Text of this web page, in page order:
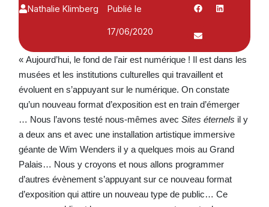
Nathalie Klimberg
Publié le
17/06/2020
« Aujourd’hui, le fond de l’air est numérique ! Il est dans les
musées et les institutions culturelles qui travaillent et
évoluent en s’appuyant sur le numérique. On constate
qu’un nouveau format d’exposition est en train d’émerger
… Nous l’avons testé nous-mêmes avec Sites éternels il y
a deux ans et avec une installation artistique immersive
géante de Wim Wenders il y a quelques mois au Grand
Palais… Nous y croyons et nous allons programmer
d’autres évènement s’appuyant sur ce nouveau format
d’exposition qui attire un nouveau type de public… Ce